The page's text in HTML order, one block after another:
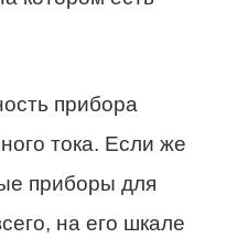
прибора
тока. Если же
приборы для
на его шкале